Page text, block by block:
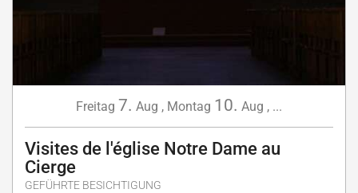
Freitag 7. Aug , Montag 10. Aug , ...
Visites de l'église Notre Dame au
Cierge
GEFÜHRTE BESICHTIGUNG